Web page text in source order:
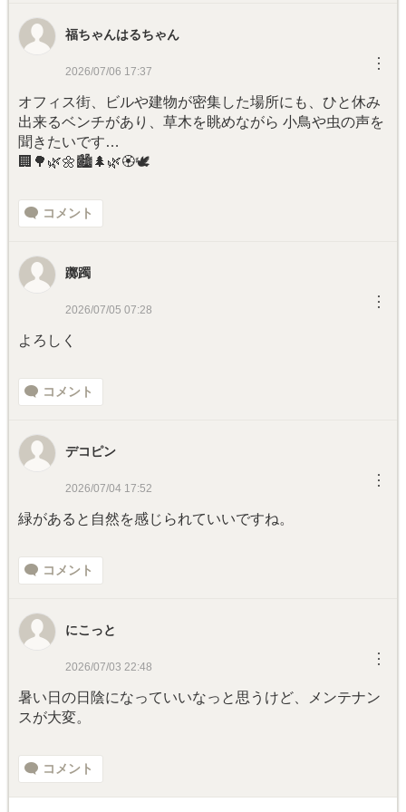
福ちゃんはるちゃん
2026/07/06 17:37 ︙
オフィス街、ビルや建物が密集した場所にも、ひと休み
出来るベンチがあり、草木を眺めながら 小鳥や虫の声を
聞きたいです…
🏢🌳🌿🌼🏙️🌲🌿🏵️🕊️
コメント
躑躅
2026/07/05 07:28 ︙
よろしく
コメント
デコピン
2026/07/04 17:52 ︙
緑があると自然を感じられていいですね。
コメント
にこっと
2026/07/03 22:48 ︙
暑い日の日陰になっていいなっと思うけど、メンテナン
スが大変。
コメント